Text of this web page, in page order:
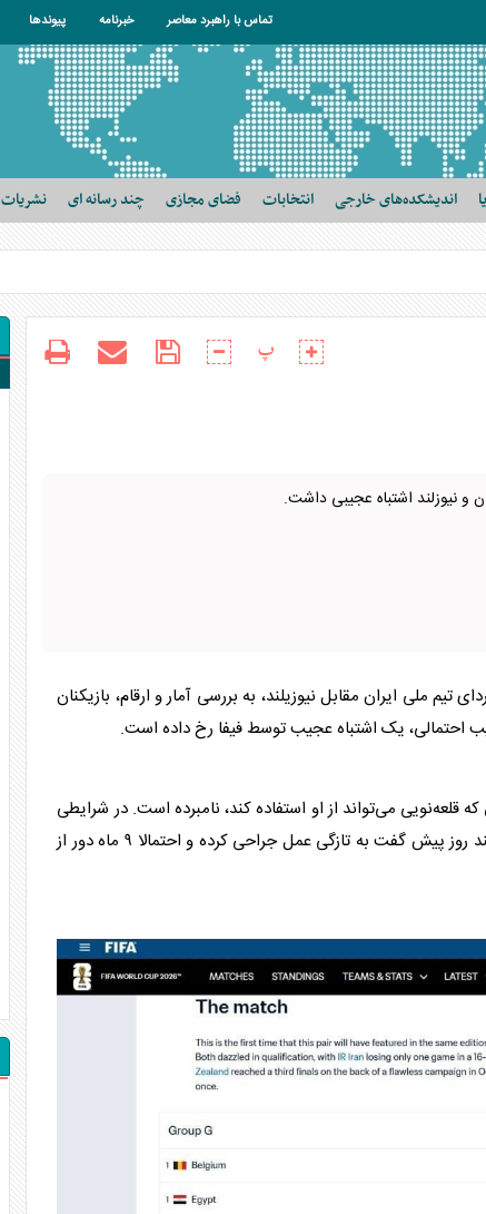
تماس با راهبرد معاصر خبرنامه پیوندها
اندیشکده‌های خارجی انتخابات فضای مجازی چند رسانه ای نشریات
پ
و نیوزلند اشتباه عجیبی داشت.
تیم ملی ایران مقابل نیوزیلند، به بررسی آمار و ارقام، بازیکنان
احتمالی، یک اشتباه عجیب توسطفیفا رخ داده است.
که قلعه‌نویی می‌تواند از او استفاده کند، نامبرده است. در شرایطی
که غیبت قلی‌زاده مدت‌ها پیش قطعی شده بود و خود این بازیکن هم چند روز پیش گفت به تازگی عمل جراحی کرده و احتمالا ۹ ماه دور از